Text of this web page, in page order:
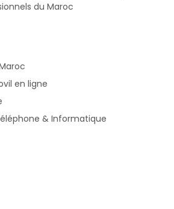
du Maroc
en ligne
& Informatique